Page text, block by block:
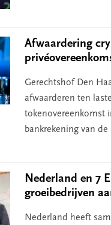
Afwaardering
Gerechtshof Den
afwaarderen ten
tokenovereenkomst
bankrekening van
Nederland en 7
groeibedrijven
Nederland heeft